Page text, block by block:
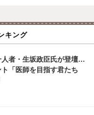
キング
者・生坂政臣氏が登壇…
「医師を目指す君たち